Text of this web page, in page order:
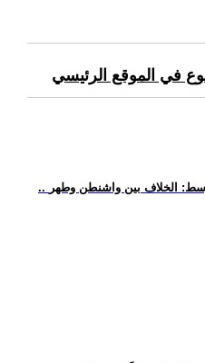
في الموقع الرئيسي
الخلاف بين واشنطن وطهر